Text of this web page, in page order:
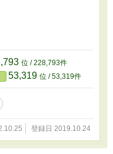
位 / 228,793件
53,319 位 / 53,319件
登録日 2019.10.24